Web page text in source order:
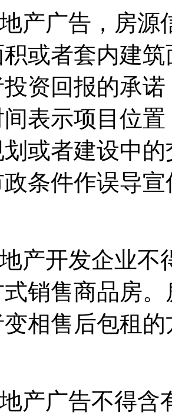
广告，房源
或者套内建筑
资回报的承诺
表示项目位置
划或者建设中的
条件作误导宣传
开发企业不
销售商品房
相售后包租的方
广告不得含有